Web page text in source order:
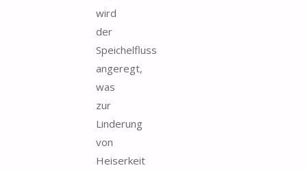
wird
der
Speichelfluss
angeregt,
was
zur
Linderung
von
Heiserkeit